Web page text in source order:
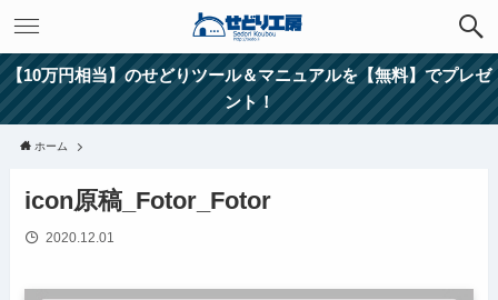
【10万円相当】のせどりツール＆マニュアルを【無料】でプレゼ
ント！
ホーム
icon原稿_Fotor_Fotor
2020.12.01